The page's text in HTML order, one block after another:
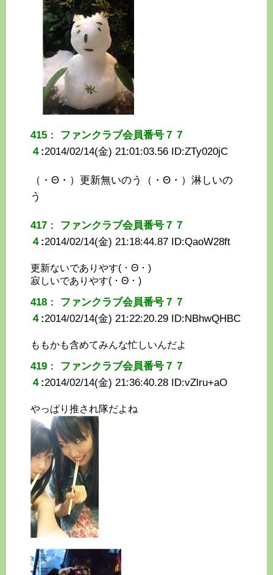
415 ： ファンクラブ会員番号７７
４ :2014/02/14(金) 21:01:03.56 ID:ZTy020jC
（・Θ・）更新無いのう（・Θ・）淋しいの
う
417 ： ファンクラブ会員番号７７
４ :2014/02/14(金) 21:18:44.87 ID:QaoW28ft
更新ないでありやす( ･ Θ ･ )
寂しいでありやす( ･ Θ ･ )
418 ： ファンクラブ会員番号７７
４ :2014/02/14(金) 21:22:20.29 ID:NBhwQHBC
ももかも含めてみんな忙しいんだよ
419 ： ファンクラブ会員番号７７
４ :2014/02/14(金) 21:36:40.28 ID:vZlru+aO
やっぱり推され隊だよね